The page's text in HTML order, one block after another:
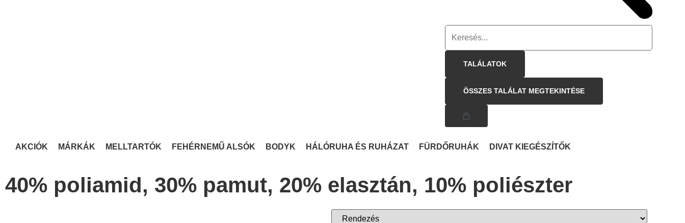
TALÁLATOK
ÖSSZES TALÁLAT MEGTEKINTÉSE
AKCIÓK MÁRKÁK MELLTARTÓK FEHÉRNEMŰ ALSÓK BODYK HÁLÓRUHA ÉS RUHÁZAT FÜRDŐRUHÁK DIVAT KIEGÉSZÍTŐK
40% poliamid, 30% pamut, 20% elasztán, 10% poliészter